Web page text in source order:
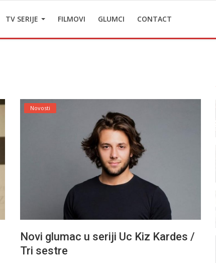
TV SERIJE FILMOVI GLUMCI CONTACT
Novosti
Novi glumac u seriji Uc Kiz Kardes /
Tri sestre